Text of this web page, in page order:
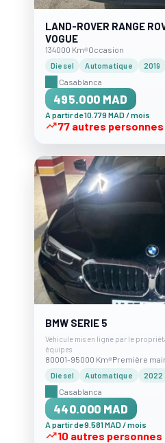
LAND-ROVER RANGE
VOGUE
134000 Km Occasion
Diesel Automatique 2019
Casablanca
495.000 MAD
A partir de 10.779 MAD / mois
77 autres
BMW SERIE 5
Véhicule mis en ligne par le
équipes
80001-95000 Km Première
Diesel Automatique 2022
Casablanca
440.000 MAD
A partir de 9.581 MAD / mois
10 autres